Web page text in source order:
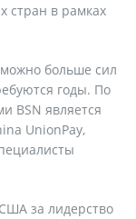
стран в рамках
больше сил
годы. По
BSN является
UnionPay,
за лидерство